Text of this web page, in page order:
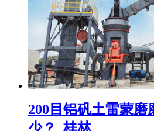
200目铝矾土雷蒙磨